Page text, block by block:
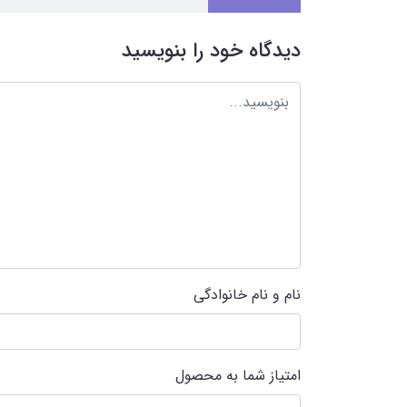
دیدگاه خود را بنویسید
نام و نام خانوادگی
امتیاز شما به محصول